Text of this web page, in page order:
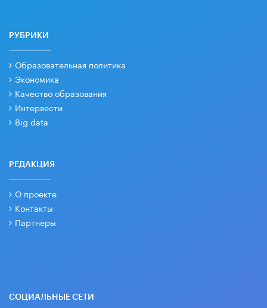
РУБРИКИ
Образовательная политика
Экономика
Качество образования
Интервести
Big data
РЕДАКЦИЯ
О проекте
Контакты
Партнеры
СОЦИАЛЬНЫЕ СЕТИ